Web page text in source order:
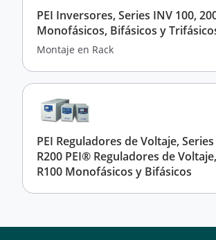
PEI Inversores, Series INV 100,
Monofásicos, Bifásicos y
Montaje en Rack
PEI Reguladores de Voltaje,
R200 PEI® Reguladores de
R100 Monofásicos y Bifásicos